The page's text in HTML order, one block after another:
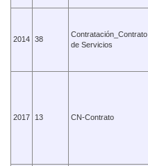
2014 38
Contratación_Contrato
de Servicios
2017 13 CN-Contrato